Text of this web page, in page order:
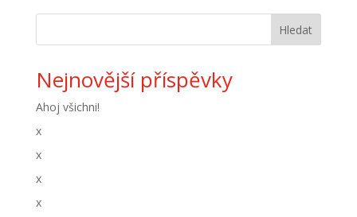
Hledat
Nejnovější příspěvky
Ahoj všichni!
x
x
x
x